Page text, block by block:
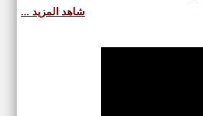
شاهد المزيد ...